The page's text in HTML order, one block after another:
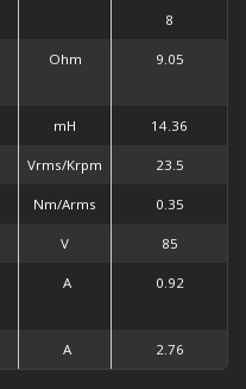
8
Ohm 9.05
mH 14.36
Vrms/Krpm 23.5
Nm/Arms 0.35
V 85
A 0.92
A 2.76